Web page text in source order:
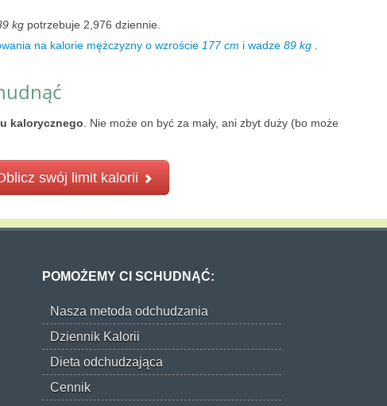
kg potrzebuje 2,976 dziennie.
na kalorie mężczyzny o wzroście 177 cm i wadze 89 kg
kalorycznego . Nie może on być za mały, ani zbyt duży (bo może
swój limit kalorii
POMOŻEMY CI SCHUDNĄĆ:
Nasza metoda odchudzania
Dziennik Kalorii
Dieta odchudzająca
Cennik